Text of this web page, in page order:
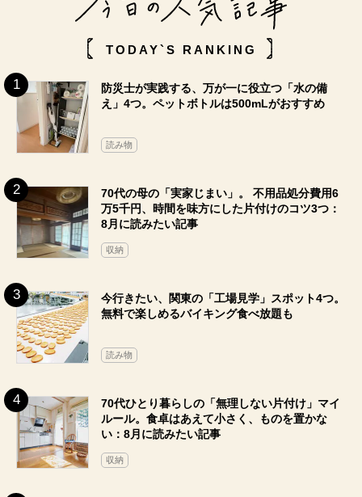
TODAY`S RANKING
防災士が実践する、万が一に役立つ「水の備
え」4つ。ペットボトルは500mLがおすすめ
読み物
70代の母の「実家じまい」。 不用品処分費用6
万5千円、時間を味方にした片付けのコツ3つ：
8月に読みたい記事
収納
今行きたい、関東の「工場見学」スポット4つ。
無料で楽しめるバイキング食べ放題も
読み物
70代ひとり暮らしの「無理しない片付け」マイ
ルール。食卓はあえて小さく、ものを置かな
い：8月に読みたい記事
収納